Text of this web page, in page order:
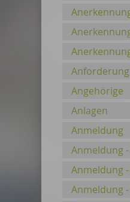
Angehörige
Anlagen
Anmeldung
Anmeldung
Anmeldung
Anmeldung